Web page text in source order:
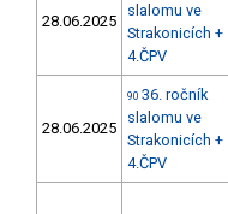
28.06.2025
slalomu ve
Strakonicích +
4.ČPV
28.06.2025
90 36. ročník
slalomu ve
Strakonicích +
4.ČPV